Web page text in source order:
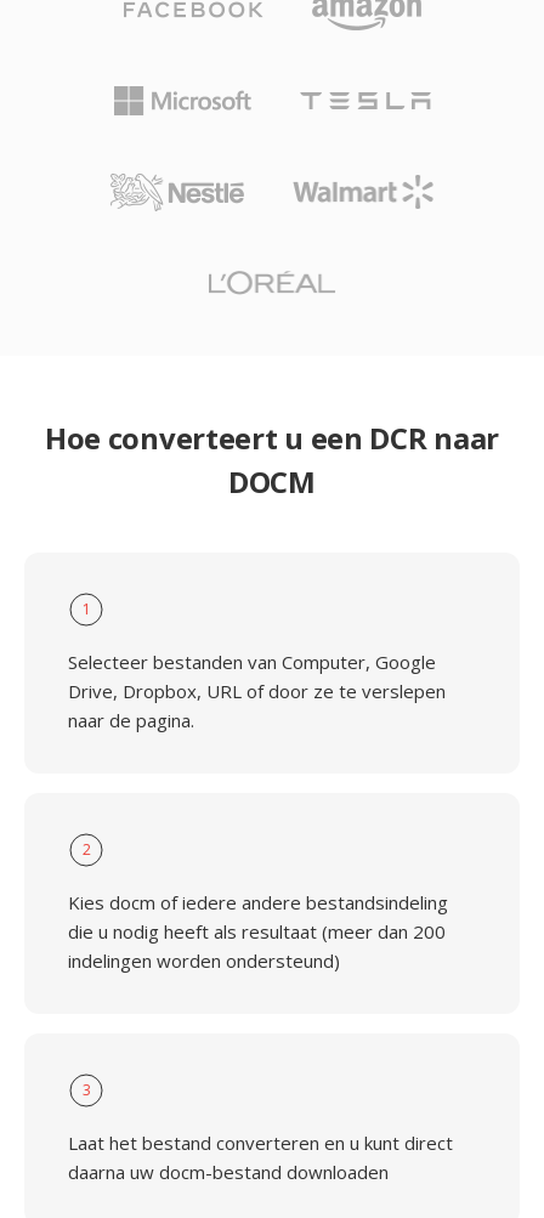
Hoe converteert u een DCR naar
DOCM
1
Selecteer bestanden van Computer, Google
Drive, Dropbox, URL of door ze te verslepen
naar de pagina.
2
Kies docm of iedere andere bestandsindeling
die u nodig heeft als resultaat (meer dan 200
indelingen worden ondersteund)
3
Laat het bestand converteren en u kunt direct
daarna uw docm-bestand downloaden